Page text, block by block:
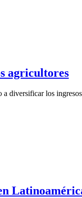
agricultores
diversificar los